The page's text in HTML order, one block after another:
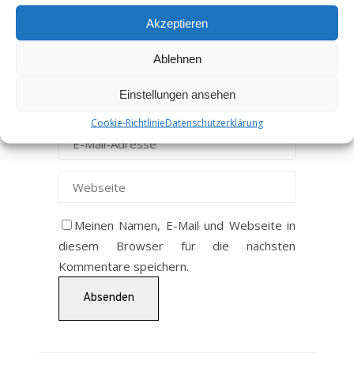
Akzeptieren
Ablehnen
Einstellungen ansehen
Cookie-RichtlinieDatenschutzerklärung
Meinen Namen, E-Mail und Webseite in
diesem Browser für die nächsten
Kommentare speichern.